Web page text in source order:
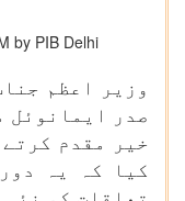
by PIB Delhi
وزیر اعظم
صدر ایمانوئل
خیر مقدم
کیا کہ یہ